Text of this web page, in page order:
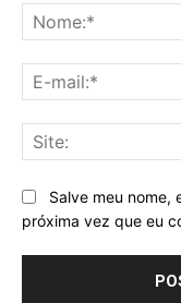
Salve meu nome,
próxima vez que eu